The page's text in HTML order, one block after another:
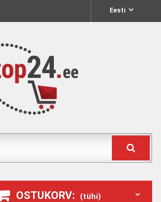
Eesti
OSTUKORV: (tühi)